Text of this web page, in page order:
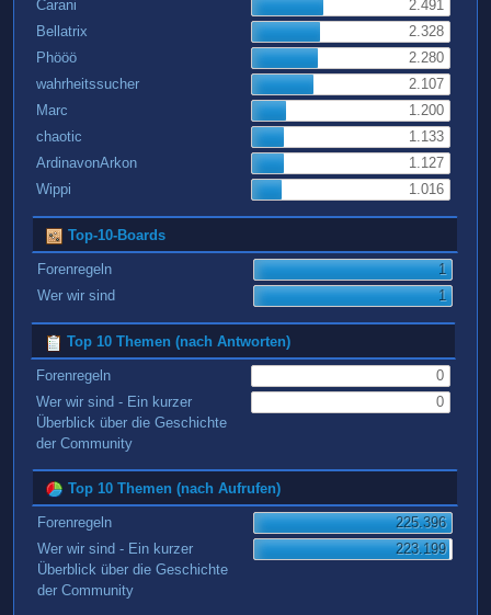
Carani
2.491
Bellatrix
2.328
Phööö
2.280
wahrheitssucher
2.107
Marc
1.200
chaotic
1.133
ArdinavonArkon
1.127
Wippi
1.016
Top-10-Boards
Forenregeln
1
Wer wir sind
1
Top 10 Themen (nach Antworten)
Forenregeln
0
Wer wir sind - Ein kurzer
Überblick über die Geschichte
der Community
0
Top 10 Themen (nach Aufrufen)
Forenregeln
225.396
Wer wir sind - Ein kurzer
Überblick über die Geschichte
der Community
223.199